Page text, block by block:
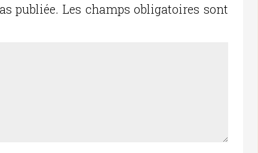
publiée. Les champs obligatoires sont